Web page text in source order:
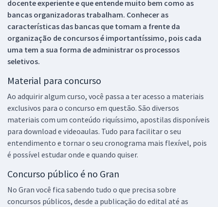
docente experiente e que entende muito bem como as
bancas organizadoras trabalham. Conhecer as
características das bancas que tomam a frente da
organização de concursos é importantíssimo, pois cada
uma tem a sua forma de administrar os processos
seletivos.
Material para concurso
Ao adquirir algum curso, você passa a ter acesso a materiais
exclusivos para o concurso em questão. São diversos
materiais com um conteúdo riquíssimo, apostilas disponíveis
para download e videoaulas. Tudo para facilitar o seu
entendimento e tornar o seu cronograma mais flexível, pois
é possível estudar onde e quando quiser.
Concurso público é no Gran
No Gran você fica sabendo tudo o que precisa sobre
concursos públicos, desde a publicação do edital até as